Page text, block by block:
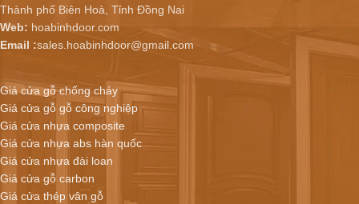
Thành phố Biên Hoà, Tỉnh Đồng Nai
Web: hoabinhdoor.com
Email :sales.hoabinhdoor@gmail.com
Giá cửa gỗ chống cháy
Giá cửa gỗ gỗ công nghiệp
Giá cửa nhựa composite
Giá cửa nhựa abs hàn quốc
Giá cửa nhựa đài loan
Giá cửa gỗ carbon
Giá cửa thép vân gỗ